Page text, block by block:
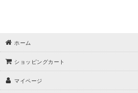
ホーム
ショッピングカート
マイページ